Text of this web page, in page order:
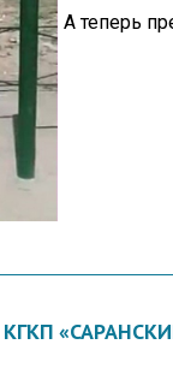
А теперь